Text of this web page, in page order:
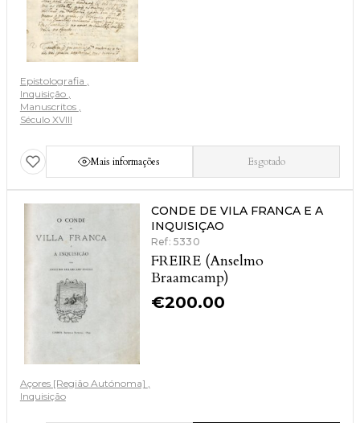
Epistolografia
Inquisição
Manuscritos
Século XVIII
Mais informações Esgotado
CONDE DE VILA FRANCA E A
INQUISIÇAO
Ref: 5330
FREIRE (Anselmo
Braamcamp)
€200.00
Açores [Região Autónoma]
Inquisição